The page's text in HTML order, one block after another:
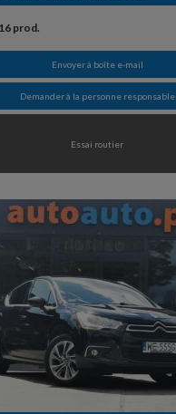
prod.
Envoyer à boîte e-mail
Demander à la personne responsable
Essai routier